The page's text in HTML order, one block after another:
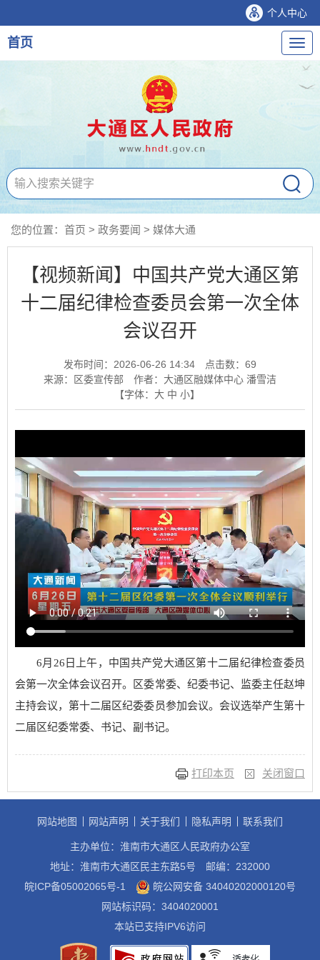
个人中心
导
航
首页
您的位置： 首页 > 政务要闻 > 媒体大通
【视频新闻】中国共产党大通区第
十二届纪律检查委员会第一次全体
会议召开
发布时间：2026-06-26 14:34 点击数： 69
来源：区委宣传部
作者：大通区融媒体中心 潘雪洁
【字体： 大 中 小】
6月26日上午，中国共产党大通区第十二届纪律检查委员
会第一次全体会议召开。区委常委、纪委书记、监委主任赵坤
主持会议，第十二届区纪委委员参加会议。会议选举产生第十
二届区纪委常委、书记、副书记。
打印本页 关闭窗口
网站地图 网站声明 关于我们 隐私声明 联系我们
主办单位：淮南市大通区人民政府办公室
地址：淮南市大通区民主东路5号
邮编：232000
皖ICP备05002065号-1
皖公网安备 34040202000120号
网站标识码：3404020001
本站已支持IPV6访问